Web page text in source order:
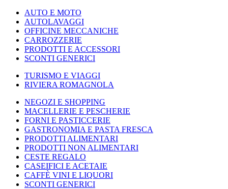
AUTO E MOTO
AUTOLAVAGGI
OFFICINE MECCANICHE
CARROZZERIE
PRODOTTI E ACCESSORI
SCONTI GENERICI
TURISMO E VIAGGI
RIVIERA ROMAGNOLA
NEGOZI E SHOPPING
MACELLERIE E PESCHERIE
FORNI E PASTICCERIE
GASTRONOMIA E PASTA FRESCA
PRODOTTI ALIMENTARI
PRODOTTI NON ALIMENTARI
CESTE REGALO
CASEIFICI E ACETAIE
CAFFÈ VINI E LIQUORI
SCONTI GENERICI